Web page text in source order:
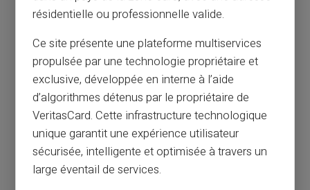
Article précédent
Optimisez votre gestion financière : une
carte prépayée pour obtenir un RIB
rapidement
Article suivant
résidentielle ou professionnelle valide.
Ce site présente une plateforme multiservices
propulsée par une technologie propriétaire et
exclusive, développée en interne à l’aide
d’algorithmes détenus par le propriétaire de
VeritasCard. Cette infrastructure technologique
unique garantit une expérience utilisateur
sécurisée, intelligente et optimisée à travers un
large éventail de services.